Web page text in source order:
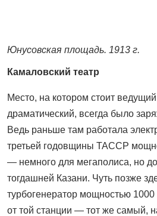
Юнусовская площадь. 1913 г.
Камаловский театр
Место, на котором стоит ведущий
драматический, всегда было
Ведь раньше там работала
третьей годовщины ТАССР
— немного для мегаполиса, но
тогдашней Казани. Чуть позже
турбогенератор мощностью 1000
от той станции — тот же самый,